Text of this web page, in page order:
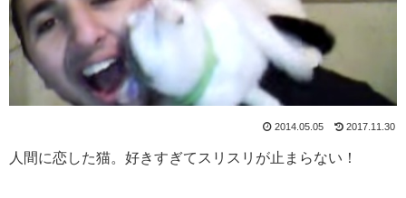
2014.05.05 2017.11.30
人間に恋した猫。好きすぎてスリスリが止まらない！